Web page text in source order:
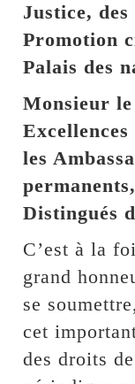
Justice,
Promotion
Palais des
Monsieur
les
permanents,
Distingués
C’est à la
grand
se
cet
des droits